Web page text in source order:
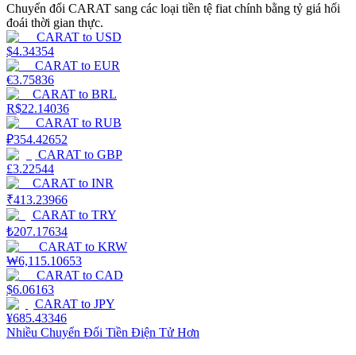
Hướng dẫn
Hướng dẫn giao dịch Spot
Chiến lược giao dịch
Chuyển đổi CARAT sang các loại tiền tệ fiat chính bằng tỷ giá hối
đoái thời gian thực.
CARAT to USD
$4.34354
CARAT to EUR
€3.75836
CARAT to BRL
R$22.14036
CARAT to RUB
₽354.42652
CARAT to GBP
£3.22544
CARAT to INR
₹413.23966
CARAT to TRY
₺207.17634
CARAT to KRW
₩6,115.10653
CARAT to CAD
$6.06163
CARAT to JPY
¥685.43346
Nhiều Chuyển Đổi Tiền Điện Tử Hơn